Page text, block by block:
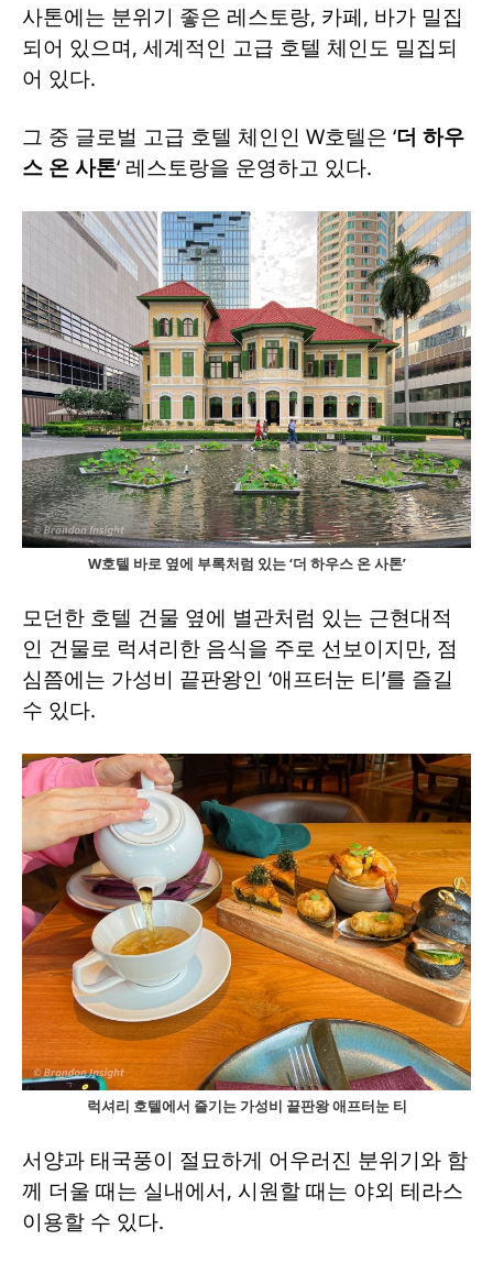
사톤에는 분위기 좋은 레스토랑, 카페, 바가 밀집
되어 있으며, 세계적인 고급 호텔 체인도 밀집되
어 있다.
그 중 글로벌 고급 호텔 체인인 W호텔은 ‘더 하우
스 온 사톤‘ 레스토랑을 운영하고 있다.
W호텔 바로 옆에 부록처럼 있는 ‘더 하우스 온 사톤’
모던한 호텔 건물 옆에 별관처럼 있는 근현대적
인 건물로 럭셔리한 음식을 주로 선보이지만, 점
심쯤에는 가성비 끝판왕인 ‘애프터눈 티’를 즐길
수 있다.
럭셔리 호텔에서 즐기는 가성비 끝판왕 애프터눈 티
서양과 태국풍이 절묘하게 어우러진 분위기와 함
께 더울 때는 실내에서, 시원할 때는 야외 테라스
이용할 수 있다.